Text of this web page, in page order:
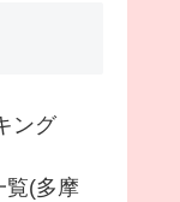
ング
(多摩